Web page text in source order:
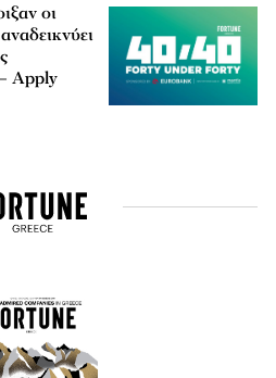
οι
– Apply